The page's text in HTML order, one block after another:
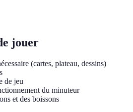
jouer
(cartes, plateau, dessins)
de jeu
du minuteur
et des boissons